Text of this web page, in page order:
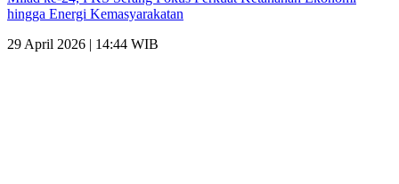
hingga Energi Kemasyarakatan
29 April 2026 | 14:44 WIB